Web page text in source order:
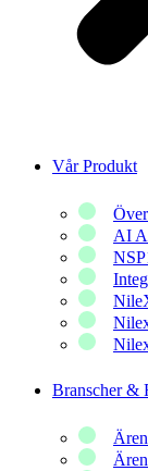
Vår Produkt
AI
Branscher &